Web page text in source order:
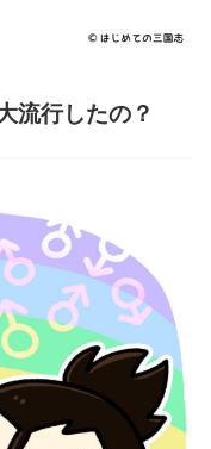
流行したの？